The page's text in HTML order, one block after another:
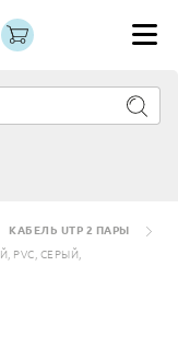
КАБЕЛЬ UTP 2 ПАРЫ
PVC, СЕРЫЙ,